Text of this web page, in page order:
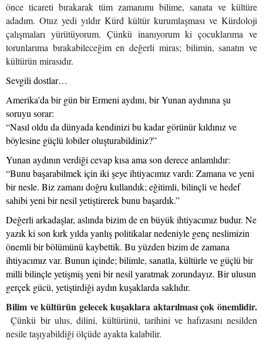
önce ticareti bırakarak tüm zamanımı bilime, sanata ve kültüre
adadım. Otuz yedi yıldır Kürd kültür kurumlaşması ve Kürdoloji
çalışmaları yürütüyorum. Çünkü inanıyorum ki çocuklarıma ve
torunlarıma bırakabileceğim en değerli miras; bilimin, sanatın ve
kültürün mirasıdır.
Sevgili dostlar…
Amerika’da bir gün bir Ermeni aydını, bir Yunan aydınına şu
soruyu sorar:
“Nasıl oldu da dünyada kendinizi bu kadar görünür kıldınız ve
böylesine güçlü lobiler oluşturabildiniz?”
Yunan aydının verdiği cevap kısa ama son derece anlamlıdır:
“Bunu başarabilmek için iki şeye ihtiyacımız vardı: Zamana ve yeni
bir nesle. Biz zamanı doğru kullandık; eğitimli, bilinçli ve hedef
sahibi yeni bir nesil yetiştirerek bunu başardık.”
Değerli arkadaşlar, aslında bizim de en büyük ihtiyacımız budur. Ne
yazık ki son kırk yılda yanlış politikalar nedeniyle genç neslimizin
önemli bir bölümünü kaybettik. Bu yüzden bizim de zamana
ihtiyacımız var. Bunun içinde; bilimle, sanatla, kültürle ve güçlü bir
milli bilinçle yetişmiş yeni bir nesil yaratmak zorundayız. Bir ulusun
gerçek gücü, yetiştirdiği aydın kuşaklarda saklıdır.
Bilim ve kültürün gelecek kuşaklara aktarılması çok önemlidir.
Çünkü bir ulus, dilini, kültürünü, tarihini ve hafızasını nesilden
nesile taşıyabildiği ölçüde ayakta kalabilir.